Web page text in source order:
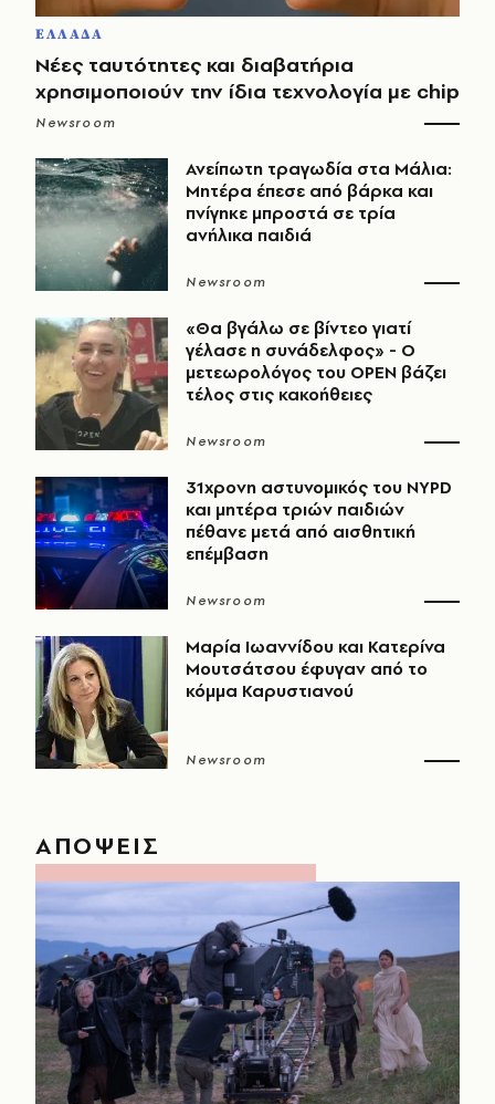
ΕΛΛΑΔΑ
Νέες ταυτότητες και διαβατήρια
χρησιμοποιούν την ίδια τεχνολογία με chip
Newsroom
Ανείπωτη τραγωδία στα Μάλια:
Μητέρα έπεσε από βάρκα και
πνίγηκε μπροστά σε τρία
ανήλικα παιδιά
Newsroom
«Θα βγάλω σε βίντεο γιατί
γέλασε η συνάδελφος» - Ο
μετεωρολόγος του OPEN βάζει
τέλος στις κακοήθειες
Newsroom
31χρονη αστυνομικός του NYPD
και μητέρα τριών παιδιών
πέθανε μετά από αισθητική
επέμβαση
Newsroom
Μαρία Ιωαννίδου και Κατερίνα
Μουτσάτσου έφυγαν από το
κόμμα Καρυστιανού
Newsroom
ΑΠΟΨΕΙΣ